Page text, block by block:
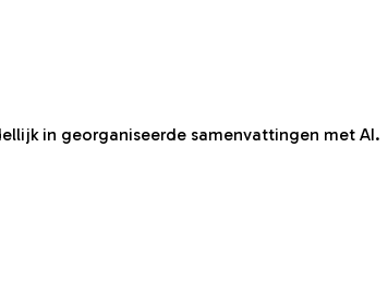
in georganiseerde samenvattingen met AI.